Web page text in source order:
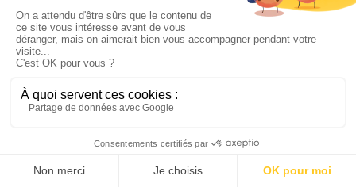
Grâce à notre prestataire de paiement Stripe, la
réservation de votre séance photo portrait à
Chambéry(73) est totalement sécurisée sur PhotoPresta.
Les tarifs présents sur les pages des photographes sont des
tarifs décidés par les photographes eux-mêmes. Des frais
dans lequel vous souhaitez réaliser votre shooting photo
portrait à Chambéry(73). Le montant des frais de